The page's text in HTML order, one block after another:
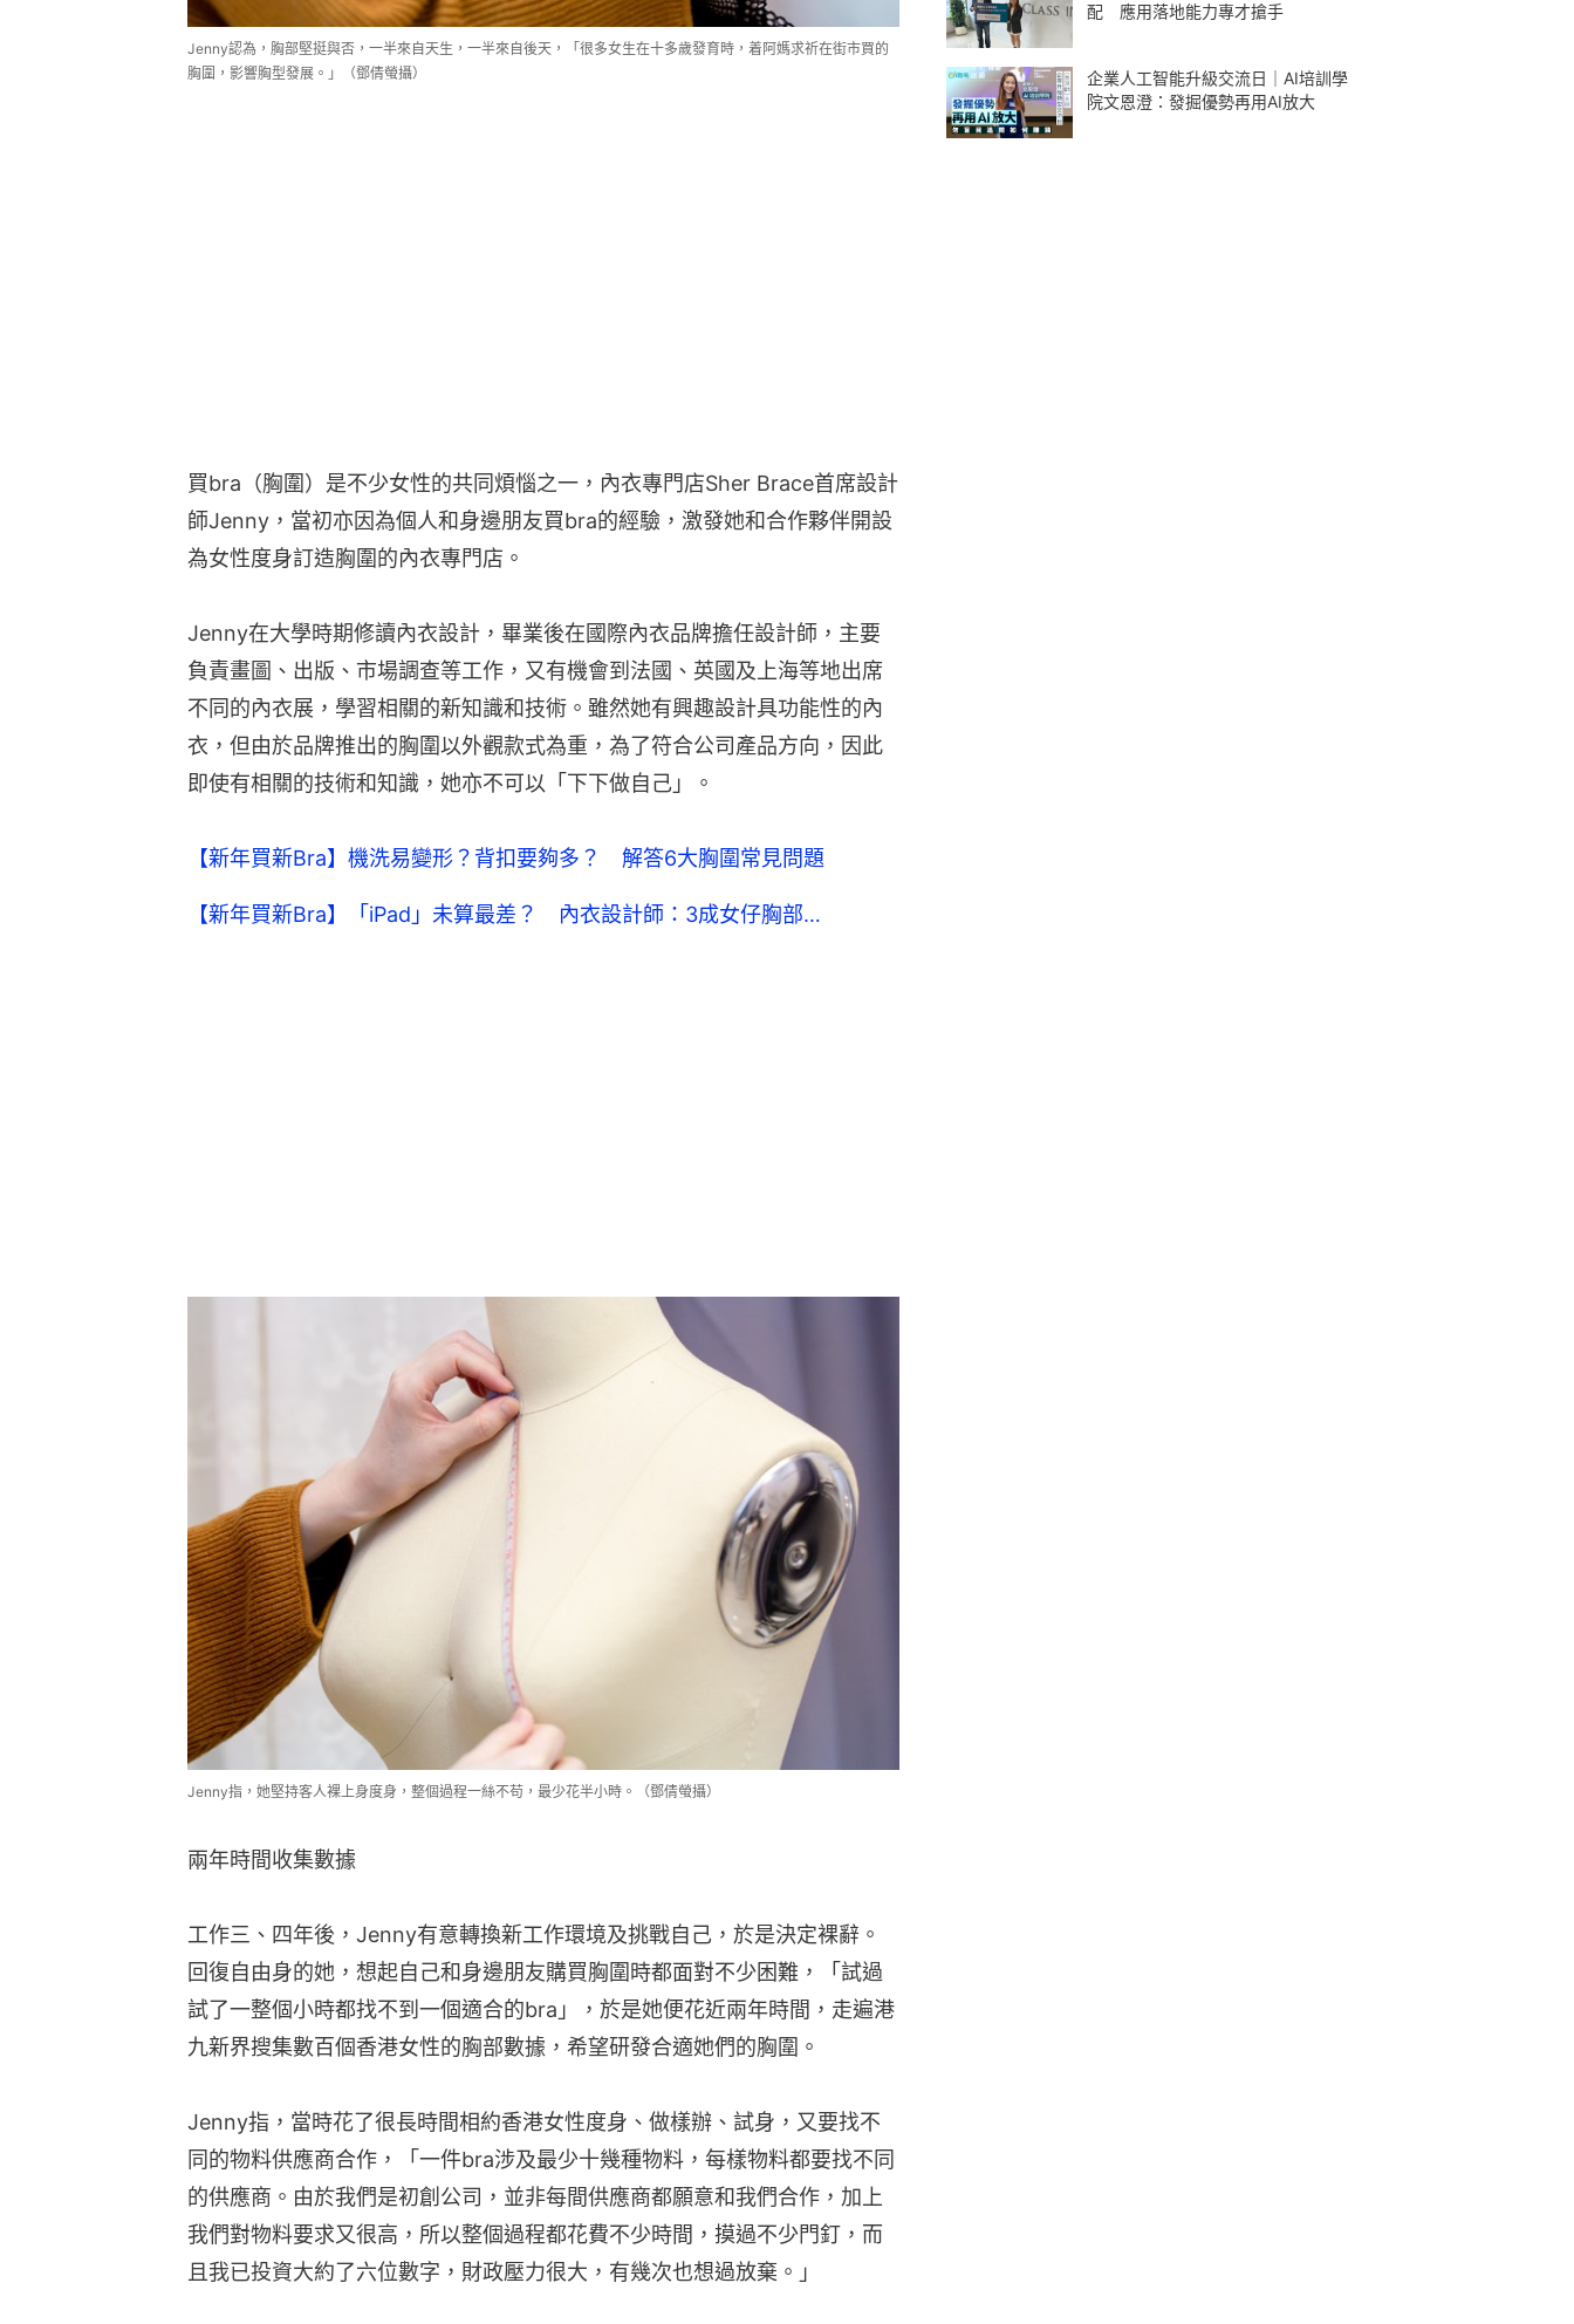
Jenny認為，胸部堅挺與否，一半來自天生，一半來自後天，「很多女生在十多歲發育時，着阿媽求祈在街市買的
胸圍，影響胸型發展。」（鄧倩螢攝）
買bra（胸圍）是不少女性的共同煩惱之一，內衣專門店Sher Brace首席設計
師Jenny，當初亦因為個人和身邊朋友買bra的經驗，激發她和合作夥伴開設
為女性度身訂造胸圍的內衣專門店。
Jenny在大學時期修讀內衣設計，畢業後在國際內衣品牌擔任設計師，主要
負責畫圖、出版、市場調查等工作，又有機會到法國、英國及上海等地出席
不同的內衣展，學習相關的新知識和技術。雖然她有興趣設計具功能性的內
衣，但由於品牌推出的胸圍以外觀款式為重，為了符合公司產品方向，因此
即使有相關的技術和知識，她亦不可以「下下做自己」。
【新年買新Bra】機洗易變形？背扣要夠多？ 解答6大胸圍常見問題
【新年買新Bra】「iPad」未算最差？ 內衣設計師：3成女仔胸部…
Jenny指，她堅持客人裸上身度身，整個過程一絲不苟，最少花半小時。（鄧倩螢攝）
兩年時間收集數據
工作三、四年後，Jenny有意轉換新工作環境及挑戰自己，於是決定裸辭。
回復自由身的她，想起自己和身邊朋友購買胸圍時都面對不少困難，「試過
試了一整個小時都找不到一個適合的bra」，於是她便花近兩年時間，走遍港
九新界搜集數百個香港女性的胸部數據，希望研發合適她們的胸圍。
Jenny指，當時花了很長時間相約香港女性度身、做樣辦、試身，又要找不
同的物料供應商合作，「一件bra涉及最少十幾種物料，每樣物料都要找不同
的供應商。由於我們是初創公司，並非每間供應商都願意和我們合作，加上
我們對物料要求又很高，所以整個過程都花費不少時間，摸過不少門釘，而
且我已投資大約了六位數字，財政壓力很大，有幾次也想過放棄。」
配 應用落地能力專才搶手
企業人工智能升級交流日｜AI培訓學
院文恩澄：發掘優勢再用AI放大